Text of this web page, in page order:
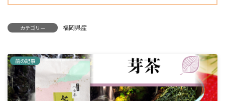
カテゴリー 福岡県産
前の記事